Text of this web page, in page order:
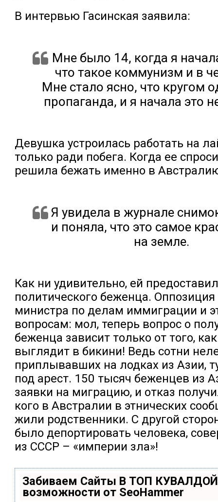
В интервью Гасинская заявила:
Мне было 14, когда я
что такое коммунизм и в
Мне стало ясно, что кругом
пропаганда, и я начала это
Девушка устроилась работать на
только ради побега. Когда ее
решила бежать именно в
Я увидела в журнале
и поняла, что это самое
на земле.
Как ни удивительно, ей
политического беженца.
министра по делам иммиграции и
вопросам: мол, теперь вопрос о
беженца зависит только от того,
выглядит в бикини! Ведь сотни
приплывавших на лодках из Азии,
под арест. 150 тысяч беженцев из
заявки на миграцию, и отказ
кого в Австралии в этнических
жили родственники. С другой
было депортировать человека,
из СССР – «империи зла»!
Забиваем Сайты В ТОП
возможности от SeoHammer